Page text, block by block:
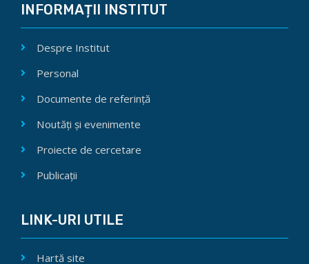
INFORMAȚII INSTITUT
Despre Institut
Personal
Documente de referință
Noutăți și evenimente
Proiecte de cercetare
Publicații
LINK-URI UTILE
Hartă site